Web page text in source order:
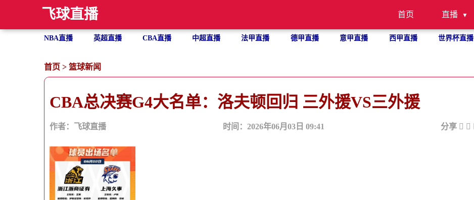
飞球直播 首页 直播
NBA直播 英超直播 CBA直播 中超直播 法甲直播 德甲直播 意甲直播 西甲直播 世界杯直播
首页 > 篮球新闻
CBA总决赛G4大名单：洛夫顿回归 三外援VS三外援
作者：飞球直播 时间：2026年06月03日 09:41 分享